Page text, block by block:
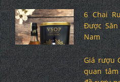
6 Chai
Được
Nam
Giá rượu
quan